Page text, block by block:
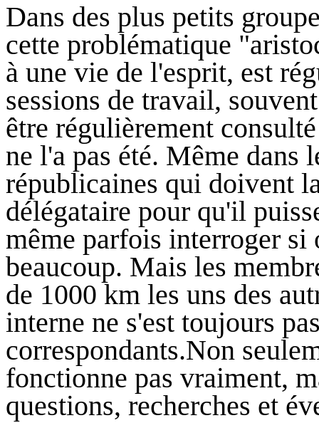
Dans des plus petits
cette problématique
à une vie de l'esprit, est
sessions de travail,
être régulièrement
ne l'a pas été. Même dans
républicaines qui doivent
délégataire pour qu'il
même parfois interroger si
beaucoup. Mais les
de 1000 km les uns des
interne ne s'est toujours
correspondants.Non
fonctionne pas vraiment,
questions, recherches et